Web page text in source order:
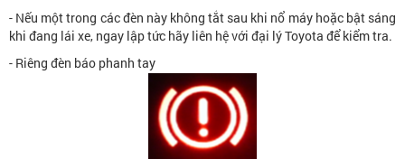
- Nếu một trong các đèn này không tắt sau khi nổ máy hoặc bật sáng
khi đang lái xe, ngay lập tức hãy liên hệ với đại lý Toyota để kiểm tra.
- Riêng đèn báo phanh tay